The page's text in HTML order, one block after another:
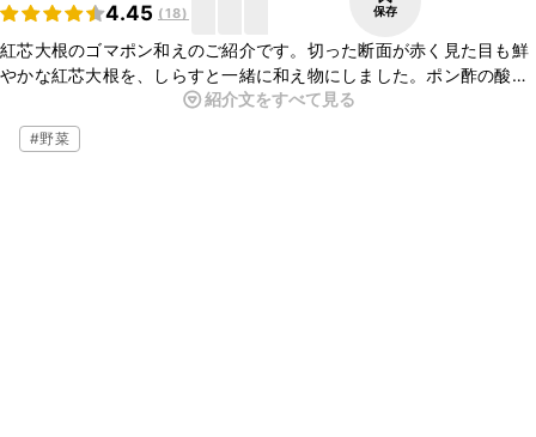
4.45 (18) 保存
紅芯大根のゴマポン和えのご紹介です。切った断面が赤く見た目も鮮
やかな紅芯大根を、しらすと一緒に和え物にしました。ポン酢の酸味
と、ごま油の風味がとてもよく香りおいしいですよ。さっとお作りい
ただけますよ。ぜひお試しください。
紹介文をすべて見る
#野菜